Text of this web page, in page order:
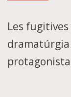
Les
dramatúrgia